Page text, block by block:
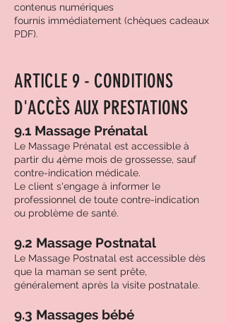
contenus numériques
fournis immédiatement (chèques cadeaux
PDF).
ARTICLE 9 - CONDITIONS
D'ACCÈS AUX PRESTATIONS
9.1 Massage Prénatal
Le Massage Prénatal est accessible à
partir du 4ème mois de grossesse, sauf
contre-indication médicale.
Le client s'engage à informer le
professionnel de toute contre-indication
ou problème de santé.
9.2 Massage Postnatal
Le Massage Postnatal est accessible dès
que la maman se sent prête,
généralement après la visite postnatale.
9.3 Massages bébé